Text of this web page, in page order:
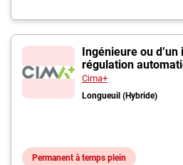
Ingénieure ou
régulation
Cima+
Longueuil (Hybride)
Permanent à temps plein